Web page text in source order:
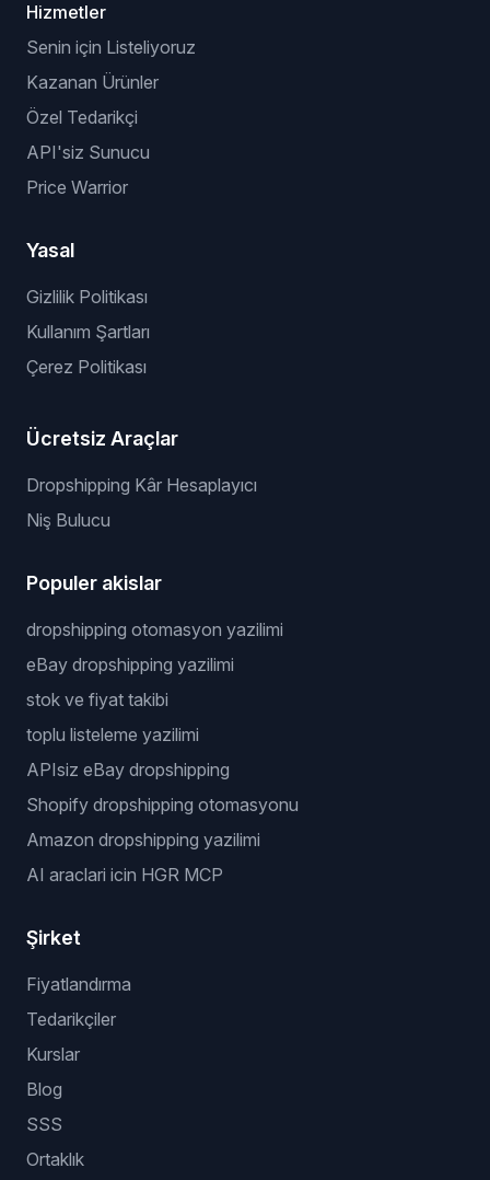
Hizmetler
Senin için Listeliyoruz
Kazanan Ürünler
Özel Tedarikçi
API'siz Sunucu
Price Warrior
Yasal
Gizlilik Politikası
Kullanım Şartları
Çerez Politikası
Ücretsiz Araçlar
Dropshipping Kâr Hesaplayıcı
Niş Bulucu
Populer akislar
dropshipping otomasyon yazilimi
eBay dropshipping yazilimi
stok ve fiyat takibi
toplu listeleme yazilimi
APIsiz eBay dropshipping
Shopify dropshipping otomasyonu
Amazon dropshipping yazilimi
AI araclari icin HGR MCP
Şirket
Fiyatlandırma
Tedarikçiler
Kurslar
Blog
SSS
Ortaklık